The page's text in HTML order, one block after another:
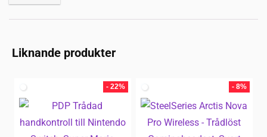
Liknande produkter
- 22% - 8%